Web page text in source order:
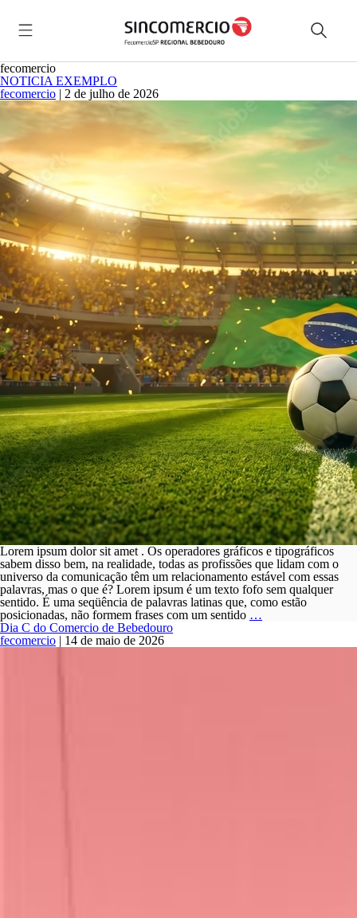
fecomercio
NOTICIA EXEMPLO
fecomercio | 2 de julho de 2026
Lorem ipsum dolor sit amet . Os operadores gráficos e tipográficos
sabem disso bem, na realidade, todas as profissões que lidam com o
universo da comunicação têm um relacionamento estável com essas
palavras, mas o que é? Lorem ipsum é um texto fofo sem qualquer
sentido. É uma seqüência de palavras latinas que, como estão
posicionadas, não formem frases com um sentido …
Dia C do Comercio de Bebedouro
fecomercio | 14 de maio de 2026